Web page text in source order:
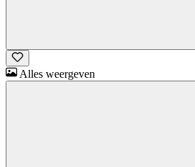
Alles weergeven